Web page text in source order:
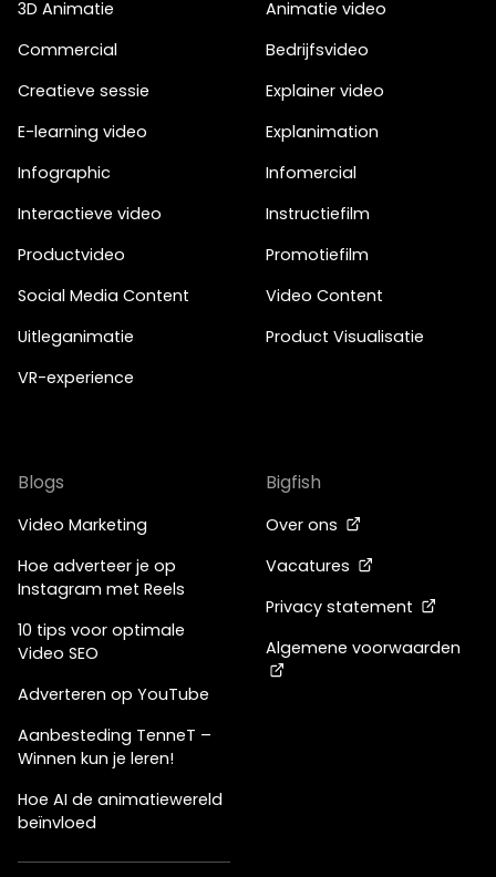
3D Animatie
Commercial
Creatieve sessie
E-learning video
Infographic
Interactieve video
Productvideo
Social Media Content
Uitleganimatie
VR-experience
Animatie video
Bedrijfsvideo
Explainer video
Explanimation
Infomercial
Instructiefilm
Promotiefilm
Video Content
Product Visualisatie
Blogs
Video Marketing
Hoe adverteer je op
Instagram met Reels
10 tips voor optimale
Video SEO
Adverteren op YouTube
Aanbesteding TenneT –
Winnen kun je leren!
Hoe AI de animatiewereld
beïnvloed
Bigfish
Over ons
Vacatures
Privacy statement
Algemene voorwaarden